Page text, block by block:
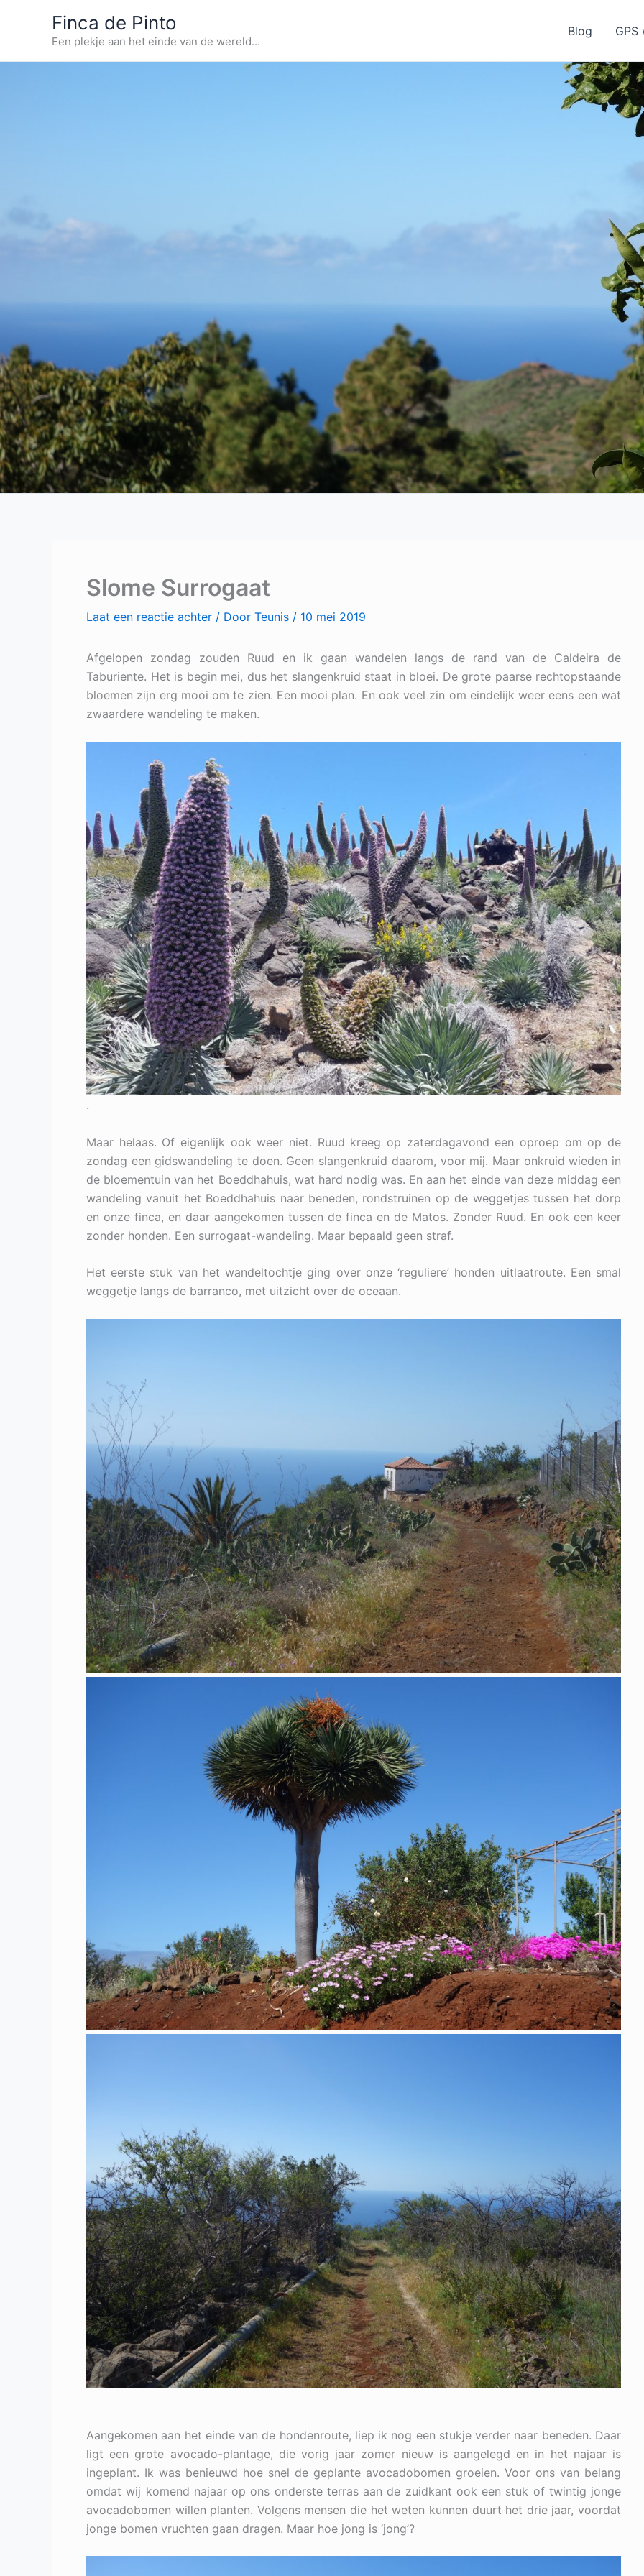
inhoud
Finca de Pinto
Een plekje aan het einde van de wereld...
Blog GPS
Slome Surrogaat
Laat een reactie achter / Door Teunis / 10 mei 2019
Afgelopen zondag zouden Ruud en ik gaan wandelen langs de rand van de Caldeira de
Taburiente. Het is begin mei, dus het slangenkruid staat in bloei. De grote paarse rechtopstaande
bloemen zijn erg mooi om te zien. Een mooi plan. En ook veel zin om eindelijk weer eens een wat
zwaardere wandeling te maken.
.
Maar helaas. Of eigenlijk ook weer niet. Ruud kreeg op zaterdagavond een oproep om op de
zondag een gidswandeling te doen. Geen slangenkruid daarom, voor mij. Maar onkruid wieden in
de bloementuin van het Boeddhahuis, wat hard nodig was. En aan het einde van deze middag een
wandeling vanuit het Boeddhahuis naar beneden, rondstruinen op de weggetjes tussen het dorp
en onze finca, en daar aangekomen tussen de finca en de Matos. Zonder Ruud. En ook een keer
zonder honden. Een surrogaat-wandeling. Maar bepaald geen straf.
Het eerste stuk van het wandeltochtje ging over onze ‘reguliere’ honden uitlaatroute. Een smal
weggetje langs de barranco, met uitzicht over de oceaan.
Aangekomen aan het einde van de hondenroute, liep ik nog een stukje verder naar beneden. Daar
ligt een grote avocado-plantage, die vorig jaar zomer nieuw is aangelegd en in het najaar is
ingeplant. Ik was benieuwd hoe snel de geplante avocadobomen groeien. Voor ons van belang
omdat wij komend najaar op ons onderste terras aan de zuidkant ook een stuk of twintig jonge
avocadobomen willen planten. Volgens mensen die het weten kunnen duurt het drie jaar, voordat
jonge bomen vruchten gaan dragen. Maar hoe jong is ‘jong’?